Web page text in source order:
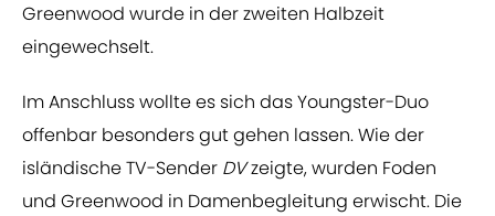
Greenwood wurde in der zweiten Halbzeit
eingewechselt.
Im Anschluss wollte es sich das Youngster-Duo
offenbar besonders gut gehen lassen. Wie der
isländische TV-Sender DVzeigte, wurden Foden
und Greenwood in Damenbegleitung erwischt. Die